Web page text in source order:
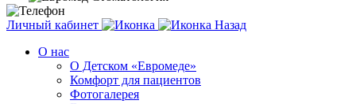
Личный кабинет
Назад
О нас
О Детском «Евромеде»
Комфорт для пациентов
Фотогалерея